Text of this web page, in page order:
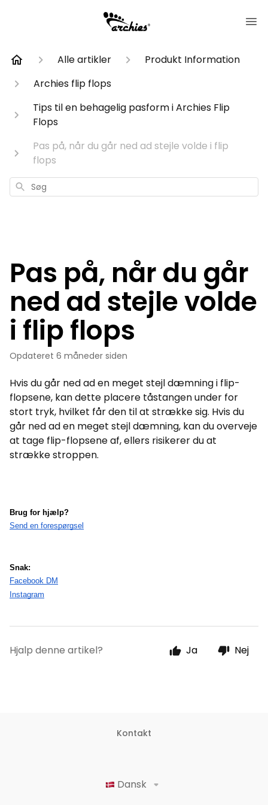
Alle artikler
Produkt Information
Archies flip flops
Tips til en behagelig pasform i Archies Flip
Flops
Pas på, når du går ned ad stejle volde i flip
flops
Søg
Pas på, når du går
ned ad stejle volde
i flip flops
Opdateret 6 måneder siden
Hvis du går ned ad en meget stejl dæmning i flip-
flopsene, kan dette placere tåstangen under for
stort tryk, hvilket får den til at strække sig. Hvis du
går ned ad en meget stejl dæmning, kan du overveje
at tage flip-flopsene af, ellers risikerer du at
strække stroppen.
Brug for hjælp?
Send en forespørgsel
Snak:
Facebook DM
Instagram
Hjalp denne artikel? Ja Nej
Kontakt
Dansk